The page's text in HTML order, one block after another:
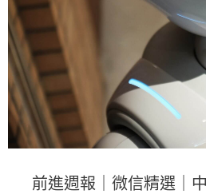
前進週報｜微信精選｜